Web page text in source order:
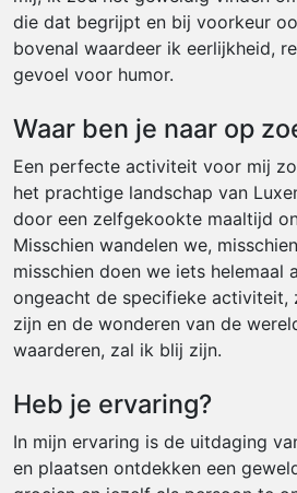
die dat begrijpt en bij voorkeur
bovenal waardeer ik eerlijkheid,
gevoel voor humor.
Waar ben je naar op
Een perfecte activiteit voor mij
het prachtige landschap van
door een zelfgekookte maaltijd
Misschien wandelen we,
misschien doen we iets helemaal
ongeacht de specifieke activiteit,
zijn en de wonderen van de
waarderen, zal ik blij zijn.
Heb je ervaring?
In mijn ervaring is de uitdaging
en plaatsen ontdekken een